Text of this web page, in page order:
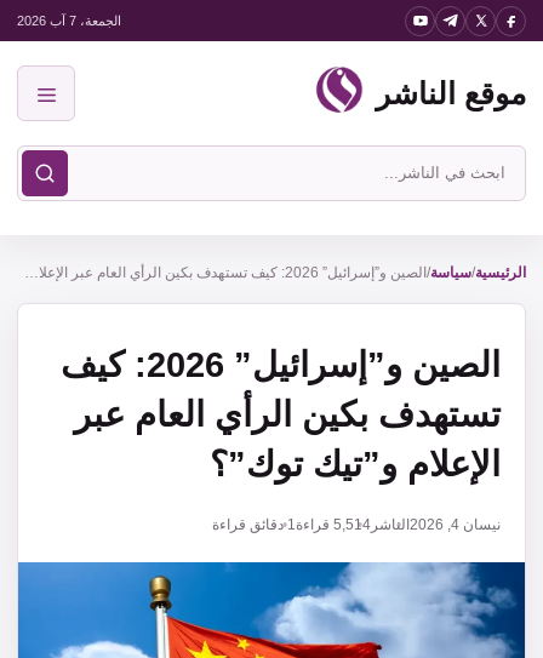
انتقل
المحتوى
الجمعة، 7 آب 2026
موقع الناشر
ابحث
في
الناشر
الرئيسية/سياسة/ الصين و”إسرائيل” 2026: كيف تستهدف بكين الرأي العام عبر الإعلام و”تيك توك”؟
الصين و”إسرائيل” 2026: كيف
تستهدف بكين الرأي العام عبر
الإعلام و”تيك توك”؟
نيسان 4, 2026 الناشر 5,514 قراءة1 دقائق قراءة